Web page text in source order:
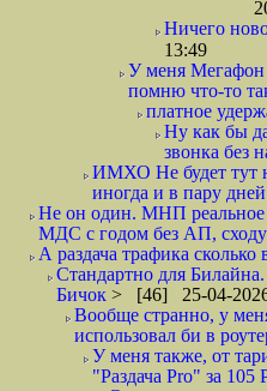
Ничего
13:49
У меня Мегафон
помню что-то
платное
Ну как бы
звонка без
ИМХО Не будет тут
иногда и в пару
Не он один. МНП реальное
МДС с годом без АП, сходу
А раздача трафика сколько
Стандартно для Билайна.
Бичок > [46] 25-04-
Вообще странно, у
использовал би в
У меня также, от
"Раздача Pro" за 105